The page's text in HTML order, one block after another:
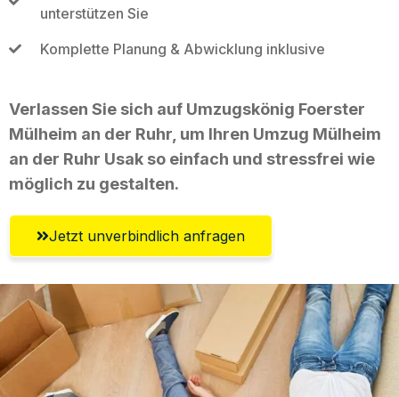
unterstützen Sie
Komplette Planung & Abwicklung inklusive
Verlassen Sie sich auf Umzugskönig Foerster
Mülheim an der Ruhr, um Ihren Umzug Mülheim
an der Ruhr Usak so einfach und stressfrei wie
möglich zu gestalten.
Jetzt unverbindlich anfragen